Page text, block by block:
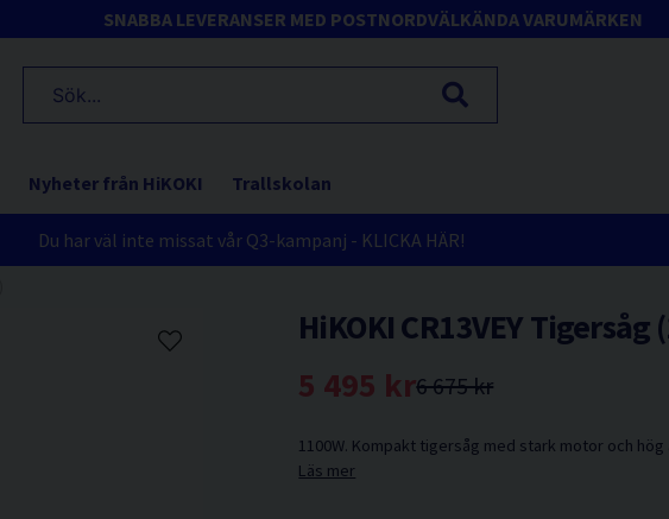
SNABBA LEVERANSER MED POSTNORDVÄLKÄNDA VARUMÄRKEN
Nyheter från HiKOKI Trallskolan
Du har väl inte missat vår Q3-kampanj - KLICKA HÄR!
HiKOKI CR13VEY Tigersåg
6 675 kr
5 495 kr
1100W. Kompakt tigersåg med stark motor och
Läs mer